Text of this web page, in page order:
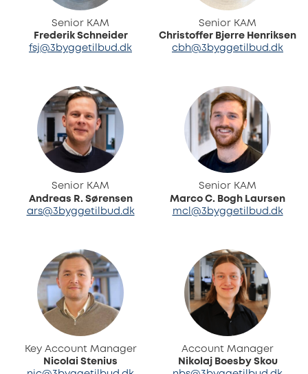
Senior KAM
Frederik Schneider
fsj@3byggetilbud.dk
Senior KAM
Christoffer Bjerre Henriksen
cbh@3byggetilbud.dk
Senior KAM
Andreas R. Sørensen
ars@3byggetilbud.dk
Senior KAM
Marco C. Bogh Laursen
mcl@3byggetilbud.dk
Key Account Manager
Nicolai Stenius
Account Manager
Nikolaj Boesby Skou